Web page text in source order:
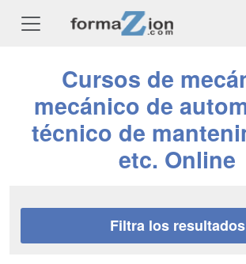
Cursos de
mecánico de
técnico de
etc. Online
Filtra los resultados